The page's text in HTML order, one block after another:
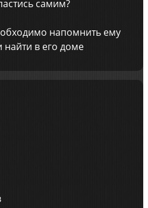
самим?
напомнить ему
найти в его доме